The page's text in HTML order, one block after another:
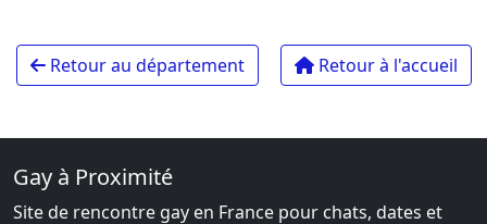
Retour au département Retour à l'accueil
Gay à Proximité
Site de rencontre gay en France pour chats, dates et